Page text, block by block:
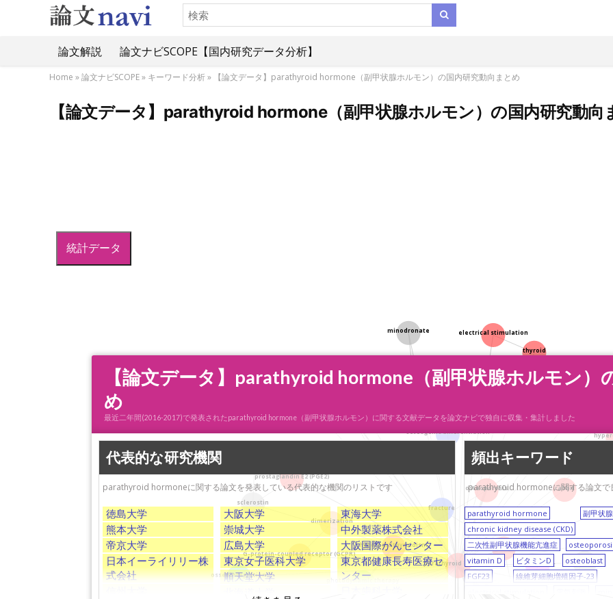
論文解説 論文ナビSCOPE【国内研究データ分析】
Home »論文ナビSCOPE» キーワード分析» 【論文データ】parathyroid hormone（副甲状腺ホルモン）の国内研究動向まとめ
【論文データ】parathyroid hormone（副甲状腺ホルモン）の国内研究動向
統計データ
parathyroid hormone
osteoporosis
hyperparathyroidism vitamin D
osteoblast
thyroid
electrical stimulation
minodronate
pentosidine
photodynamic therapy
dimerization
G-protein-coupled receptor (GCPR)
ibandronate
estrogen
fracture
osseointegration
rabbit
calcium
adolescent
osteogenic differentiation
sclerostin
prostaglandin E2 (PGE2)
【論文データ】parathyroid hormone（副甲状腺ホルモン）
め
最近二年間(2016-2017)で発表されたparathyroid hormone（副甲状腺ホルモン）に関する文献データを論文ナビで独自に収集・集計しました
代表的な研究機関
parathyroid hormoneに関する論文を発表している代表的な機関のリストです
徳島大学
熊本大学
帝京大学
日本イーライリリー株
式会社
大阪大学
崇城大学
広島大学
東京女子医科大学
順天堂大学
東海大学
中外製薬株式会社
大阪国際がんセンター
東京都健康長寿医療セ
ンター
頻出キーワード
parathyroid hormoneに関する論文で
parathyroid hormone 副甲状
chronic kidney disease (CKD)
二次性副甲状腺機能亢進症
vitamin D
ビタミンD osteoblast
FGF23
線維芽細胞増殖因子-23